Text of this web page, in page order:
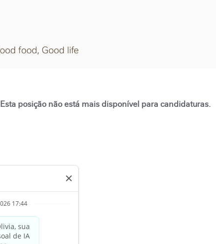
Esta posição não está mais disponível para candidaturas.